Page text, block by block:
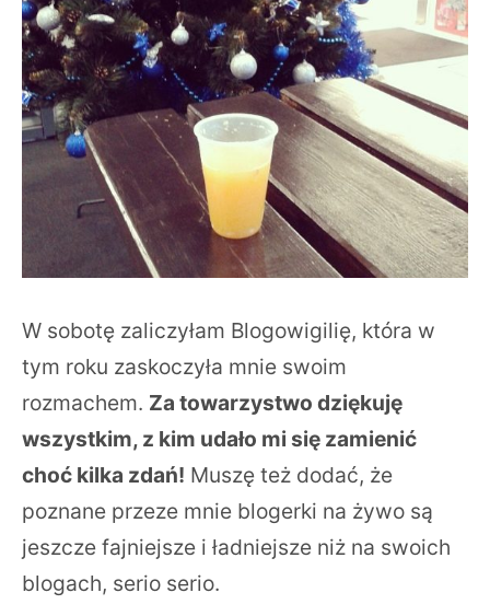
W sobotę zaliczyłam Blogowigilię, która w
tym roku zaskoczyła mnie swoim
rozmachem. Za towarzystwo dziękuję
wszystkim, z kim udało mi się zamienić
choć kilka zdań! Muszę też dodać, że
poznane przeze mnie blogerki na żywo są
jeszcze fajniejsze i ładniejsze niż na swoich
blogach, serio serio.